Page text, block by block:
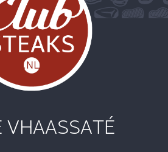
VHAASSATÉ